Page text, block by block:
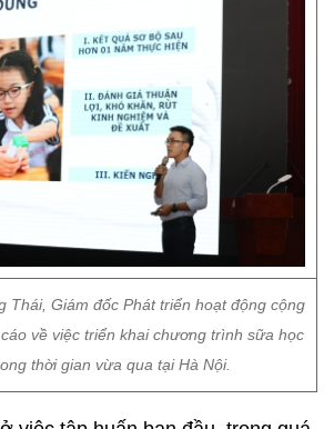
Thái, Giám đốc Phát triển hoạt động cộng
về việc triển khai chương trình sữa học
thời gian vừa qua tại Hà Nội.